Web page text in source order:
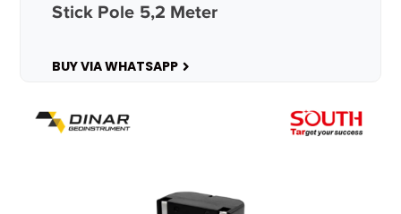
Stick Pole 5,2 Meter
BUY VIA WHATSAPP